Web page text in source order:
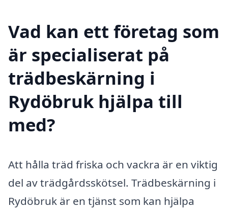
Vad kan ett företag som
är specialiserat på
trädbeskärning i
Rydöbruk hjälpa till
med?
Att hålla träd friska och vackra är en viktig
del av trädgårdsskötsel. Trädbeskärning i
Rydöbruk är en tjänst som kan hjälpa